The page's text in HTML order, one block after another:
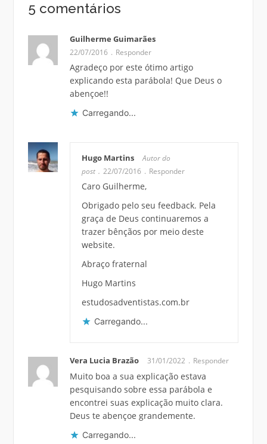
5 comentários
Guilherme Guimarães
22/07/2016 Responder
Agradeço por este ótimo artigo
explicando esta parábola! Que Deus o
abençoe!!
Carregando...
Hugo Martins
Autor do
post
22/07/2016 Responder
Caro Guilherme,
Obrigado pelo seu feedback. Pela
graça de Deus continuaremos a
trazer bênçãos por meio deste
website.
Abraço fraternal
Hugo Martins
estudosadventistas.com.br
Carregando...
Vera Lucia Brazão 31/01/2022 Responder
Muito boa a sua explicação estava
pesquisando sobre essa parábola e
encontrei suas explicação muito clara.
Deus te abençoe grandemente.
Carregando...